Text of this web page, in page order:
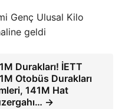
Genç Ulusal Kilo
geldi
Durakları! İETT
Otobüs Durakları
141M Hat
→